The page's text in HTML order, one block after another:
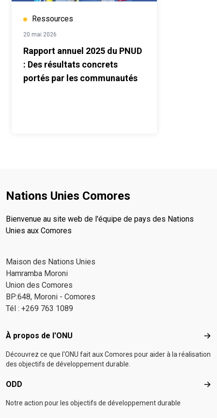
Ressources
20 mai 2026
Rapport annuel 2025 du PNUD
: Des résultats concrets
portés par les communautés
Nations Unies Comores
Bienvenue au site web de l'équipe de pays des Nations
Unies aux Comores
Maison des Nations Unies
Hamramba Moroni
Union des Comores
BP:648, Moroni - Comores
Tél : +269 763 1089
Footer menu
À propos de l'ONU À
Découvrez ce que l'ONU fait aux Comores pour aider à la réalisation
des objectifs de développement durable.
ODD
Notre action pour les objectifs de développement durable